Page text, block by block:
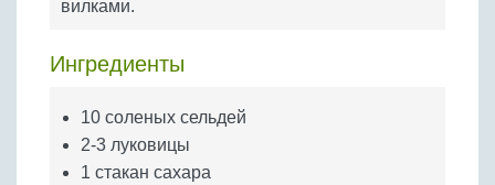
Бобовые
Крупы
вилками.
Ингредиенты
10 соленых сельдей
2-3 луковицы
1 стакан сахара